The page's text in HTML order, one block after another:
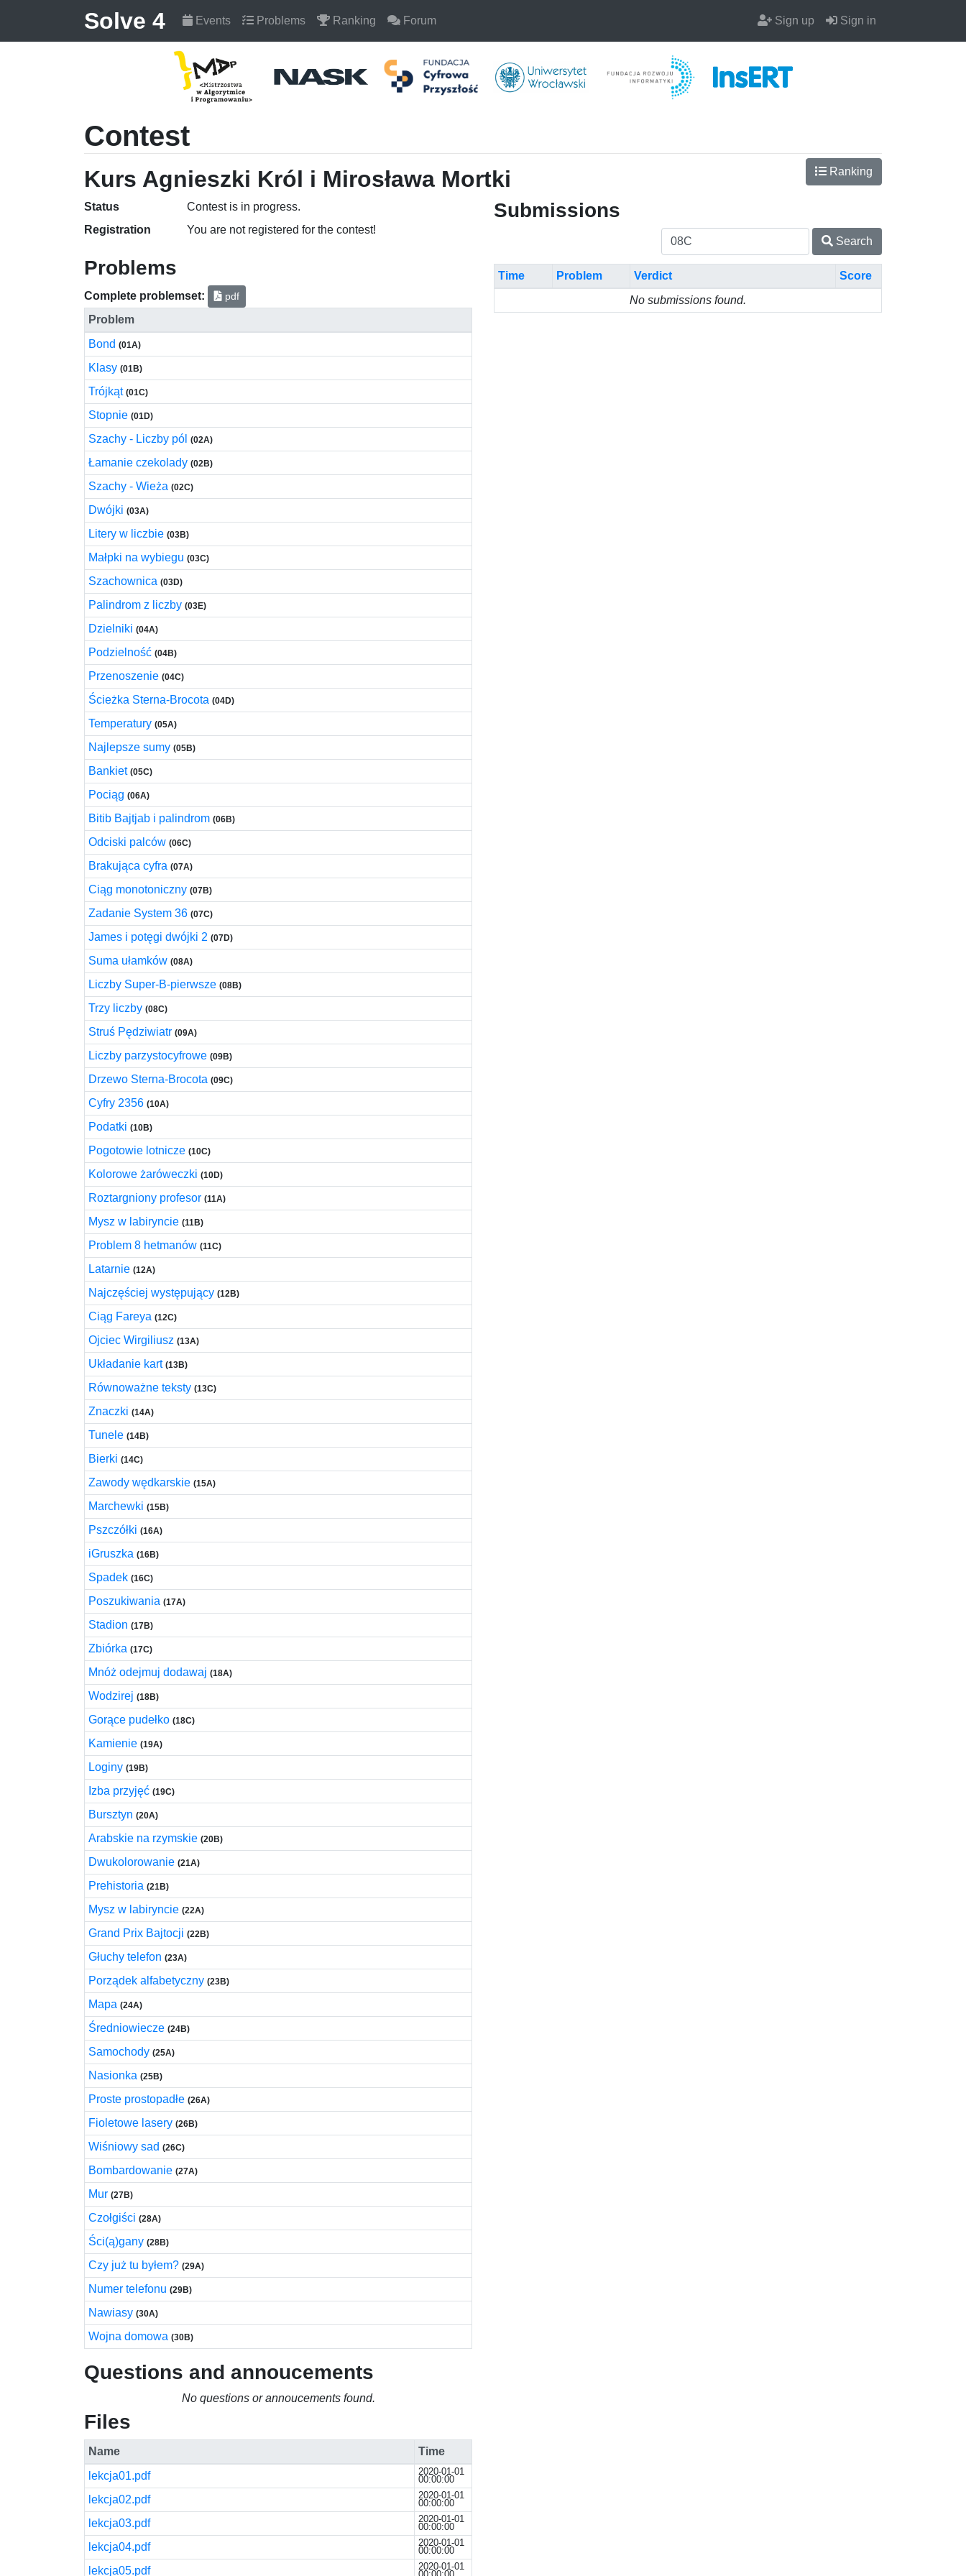
Solve 4 Events Problems Ranking Forum Sign up Sign in
Contest
Kurs Agnieszki Król i Mirosława Mortki Ranking
Status
Contest is in progress.
Registration
You are not registered for the contest!
Problems
Complete problemset: pdf
Problem
Bond (01A)
Klasy (01B)
Trójkąt (01C)
Stopnie (01D)
Szachy - Liczby pól (02A)
Łamanie czekolady (02B)
Szachy - Wieża (02C)
Dwójki (03A)
Litery w liczbie (03B)
Małpki na wybiegu (03C)
Szachownica (03D)
Palindrom z liczby (03E)
Dzielniki (04A)
Podzielność (04B)
Przenoszenie (04C)
Ścieżka Sterna-Brocota (04D)
Temperatury (05A)
Najlepsze sumy (05B)
Bankiet (05C)
Pociąg (06A)
Bitib Bajtjab i palindrom (06B)
Odciski palców (06C)
Brakująca cyfra (07A)
Ciąg monotoniczny (07B)
Zadanie System 36 (07C)
James i potęgi dwójki 2 (07D)
Suma ułamków (08A)
Liczby Super-B-pierwsze (08B)
Trzy liczby (08C)
Struś Pędziwiatr (09A)
Liczby parzystocyfrowe (09B)
Drzewo Sterna-Brocota (09C)
Cyfry 2356 (10A)
Podatki (10B)
Pogotowie lotnicze (10C)
Kolorowe żaróweczki (10D)
Roztargniony profesor (11A)
Mysz w labiryncie (11B)
Problem 8 hetmanów (11C)
Latarnie (12A)
Najczęściej występujący (12B)
Ciąg Fareya (12C)
Ojciec Wirgiliusz (13A)
Układanie kart (13B)
Równoważne teksty (13C)
Znaczki (14A)
Tunele (14B)
Bierki (14C)
Zawody wędkarskie (15A)
Marchewki (15B)
Pszczółki (16A)
iGruszka (16B)
Spadek (16C)
Poszukiwania (17A)
Stadion (17B)
Zbiórka (17C)
Mnóż odejmuj dodawaj (18A)
Wodzirej (18B)
Gorące pudełko (18C)
Kamienie (19A)
Loginy (19B)
Izba przyjęć (19C)
Bursztyn (20A)
Arabskie na rzymskie (20B)
Dwukolorowanie (21A)
Prehistoria (21B)
Mysz w labiryncie (22A)
Grand Prix Bajtocji (22B)
Głuchy telefon (23A)
Porządek alfabetyczny (23B)
Mapa (24A)
Średniowiecze (24B)
Samochody (25A)
Nasionka (25B)
Proste prostopadłe (26A)
Fioletowe lasery (26B)
Wiśniowy sad (26C)
Bombardowanie (27A)
Mur (27B)
Czołgiści (28A)
Ści(ą)gany (28B)
Czy już tu byłem? (29A)
Numer telefonu (29B)
Nawiasy (30A)
Wojna domowa (30B)
Questions and annoucements
No questions or annoucements found.
Files
Name
Time
lekcja01.pdf
2020-01-01
00:00:00
lekcja02.pdf 2020-01-01
00:00:00
lekcja03.pdf 2020-01-01
00:00:00
lekcja04.pdf 2020-01-01
00:00:00
lekcja05.pdf 2020-01-01
Submissions
Search
Time Problem Verdict
Score
No submissions found.